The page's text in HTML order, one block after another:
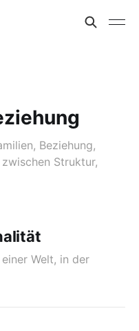
Beziehung,
Struktur,
Welt, in der